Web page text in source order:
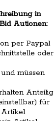
in
Autionen:
per Paypal
oder
müssen
Anteilig
für
Artikel